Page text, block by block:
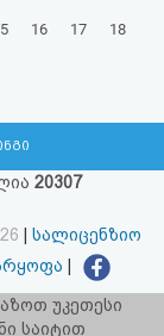
16 17 18
20307
სალიცენზიო
ბმულზე
უკეთესი
საიტით